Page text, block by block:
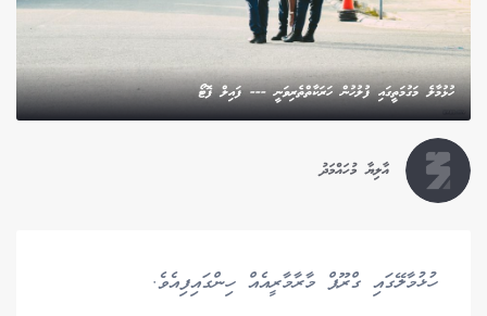
ހުޅުމާލެ މަގުމަތީގައި ފުލުހުން ހަރަކާތްތެރިވަނީ --- ފައިލް ފޮޓޯ
އާލިޔާ މުހައްމަދު
ހުޅުމާލޭގައި ގްރޫޕް މާރާމާރީއެއް ހިންގައިފިއެވެ.